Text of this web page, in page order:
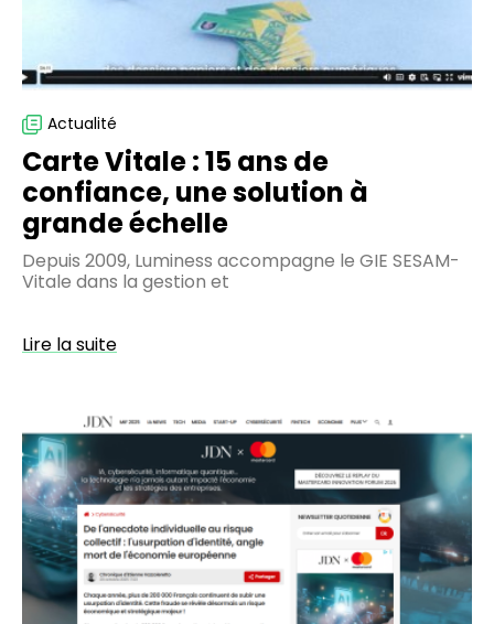
à
grande
échelle
Actualité
Carte Vitale : 15 ans de
confiance, une solution à
grande échelle
Depuis 2009, Luminess accompagne le GIE SESAM-
Vitale dans la gestion et
Lire la suite
L'usurpation
d'identité,
angle
mort
de
l'économie
européenne